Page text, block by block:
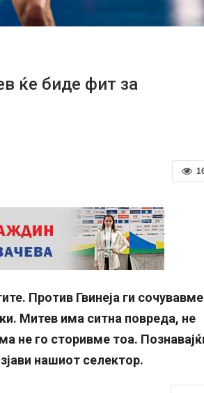
ќе биде фит за
Против Гвинеја ги сочувавме
Митев има ситна повреда, не
не го сторивме тоа.
нашиот селектор.